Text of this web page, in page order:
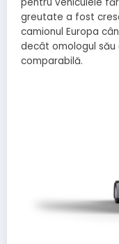
greutate a fost
camionul Europa
decât omologul său
comparabilă.